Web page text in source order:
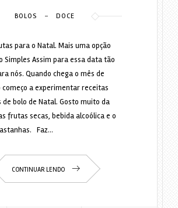
BOLOS - DOCE
para o Natal. Mais uma opção
Simples Assim para essa data tão
nós. Quando chega o mês de
começo a experimentar receitas
bolo de Natal. Gosto muito da
frutas secas, bebida alcoólica e o
Faz…
CONTINUAR LENDO